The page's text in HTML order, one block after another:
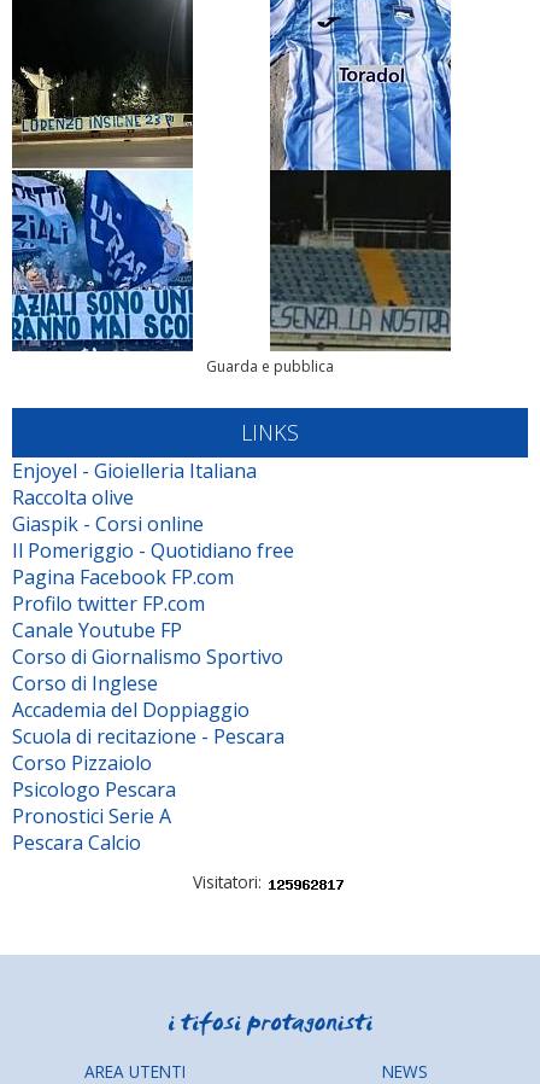
Guarda e pubblica
LINKS
Enjoyel - Gioielleria Italiana
Raccolta olive
Giaspik - Corsi online
Il Pomeriggio - Quotidiano free
Pagina Facebook FP.com
Profilo twitter FP.com
Canale Youtube FP
Corso di Giornalismo Sportivo
Corso di Inglese
Accademia del Doppiaggio
Scuola di recitazione - Pescara
Corso Pizzaiolo
Psicologo Pescara
Pronostici Serie A
Pescara Calcio
Visitatori:
AREA UTENTI NEWS